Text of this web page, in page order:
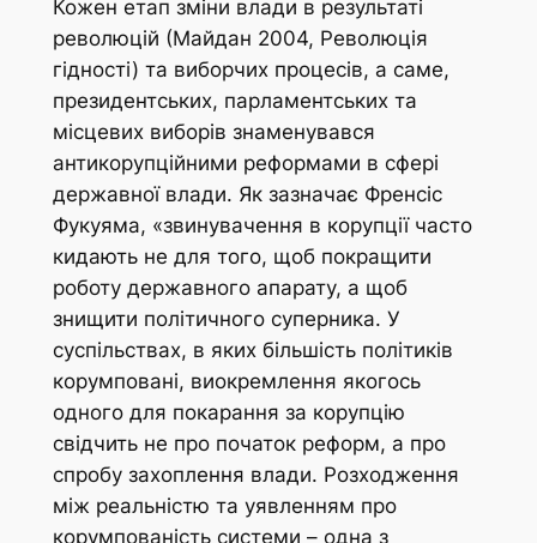
Кожен етап зміни влади в результаті
революцій (Майдан 2004, Революція
гідності) та виборчих процесів, а саме,
президентських, парламентських та
місцевих виборів знаменувався
антикорупційними реформами в сфері
державної влади. Як зазначає Френсіс
Фукуяма, «звинувачення в корупції часто
кидають не для того, щоб покращити
роботу державного апарату, а щоб
знищити політичного суперника. У
суспільствах, в яких більшість політиків
корумповані, виокремлення якогось
одного для покарання за корупцію
свідчить не про початок реформ, а про
спробу захоплення влади. Розходження
між реальністю та уявленням про
корумпованість системи – одна з